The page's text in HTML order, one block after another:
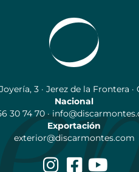
3 · Jerez de la Frontera ·
Nacional
30 74 70 ·
Exportación
exterior@discarmontes.com